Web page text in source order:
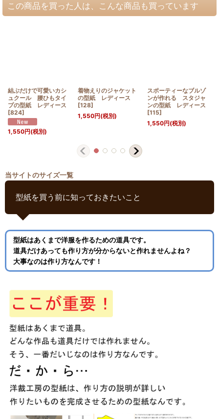
この商品を買った人は、こんな商品も買っています
結ぶだけで可愛いカシ
ュクール 腰ひもタイ
プの型紙 レディース
[824]
1,550円(税別)
着物えりのジャケット
の型紙 レディース
[128]
1,550円(税別)
スポーティーなブルゾ
ンが作れる スタジャ
ンの型紙 レディース
[115]
1,550円(税別)
当サイトのサイズ一覧
型紙を買う前に知っておきたいこと
型紙はあくまで洋服を作るための道具です。
道具だけあっても作り方が分からないと作れませんよね？
大事なのは作り方なんです！